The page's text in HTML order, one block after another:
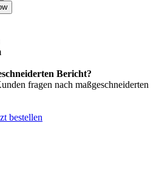
Bericht?
fragen nach maßgeschneiderten
bestellen